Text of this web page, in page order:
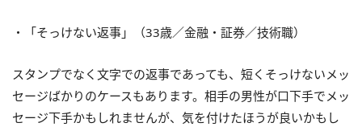
・「そっけない返事」（33歳／金融・証券／技術職）
スタンプでなく文字での返事であっても、短くそっけないメッ
セージばかりのケースもあります。相手の男性が口下手でメッ
セージ下手かもしれませんが、気を付けたほうが良いかもし